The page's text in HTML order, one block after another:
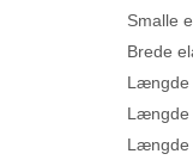
Smalle
Brede
Længde
Længde
Længde